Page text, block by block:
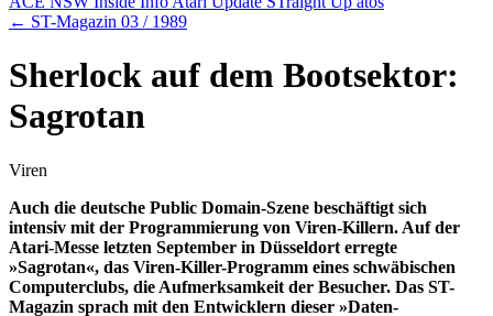
← ST-Magazin 03 / 1989
Sherlock auf dem Bootsektor:
Sagrotan
Viren
Auch die deutsche Public Domain-Szene beschäftigt sich
intensiv mit der Programmierung von Viren-Killern. Auf der
Atari-Messe letzten September in Düsseldort erregte
»Sagrotan«, das Viren-Killer-Programm eines schwäbischen
Computerclubs, die Aufmerksamkeit der Besucher. Das ST-
Magazin sprach mit den Entwicklern dieser »Daten-